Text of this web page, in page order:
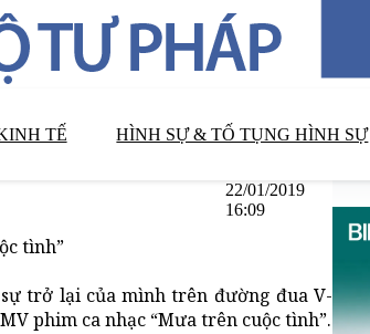
TẾ HÌNH SỰ & TỐ TỤNG HÌNH SỰ
22/01/2019
16:09
tình”
trở lại của mình trên đường đua V-
phim ca nhạc “Mưa trên cuộc tình”.